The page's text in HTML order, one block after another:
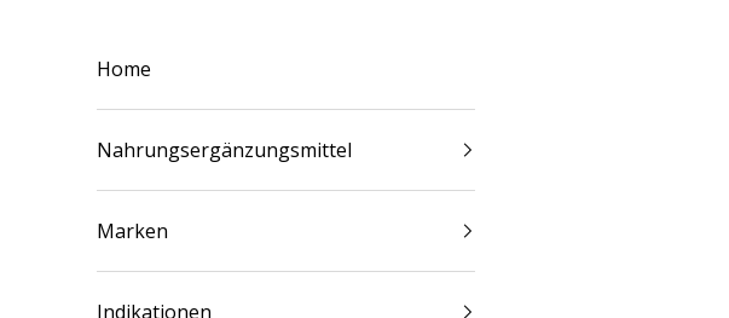
Home
Nahrungsergänzungsmittel
Marken
Indikationen